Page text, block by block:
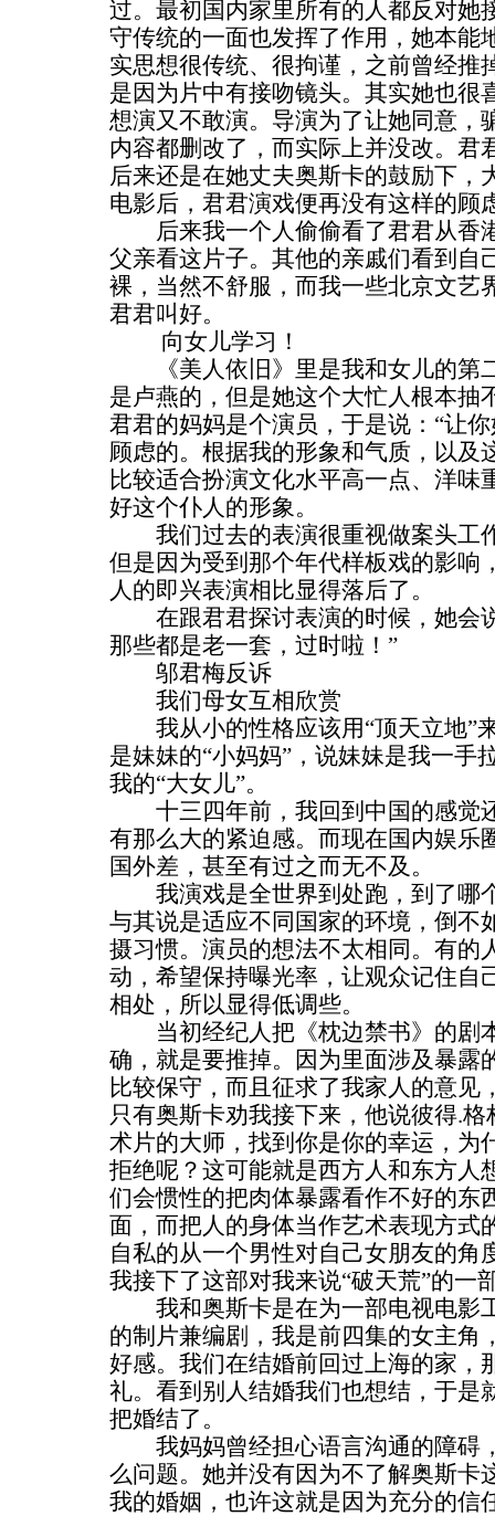
过。最初国内家里所有的人都反对她
守传统的一面也发挥了作用，她本能
实思想很传统、很拘谨，之前曾经推
是因为片中有接吻镜头。其实她也很
想演又不敢演。导演为了让她同意，
内容都删改了，而实际上并没改。君
后来还是在她丈夫奥斯卡的鼓励下，
电影后，君君演戏便再没有这样的顾
后来我一个人偷偷看了君君从香
父亲看这片子。其他的亲戚们看到自
裸，当然不舒服，而我一些北京文艺
君君叫好。
向女儿学习！
《美人依旧》里是我和女儿的第
是卢燕的，但是她这个大忙人根本抽
君君的妈妈是个演员，于是说：“让
顾虑的。根据我的形象和气质，以及
比较适合扮演文化水平高一点、洋味
好这个仆人的形象。
我们过去的表演很重视做案头工
但是因为受到那个年代样板戏的影响
人的即兴表演相比显得落后了。
在跟君君探讨表演的时候，她会
那些都是老一套，过时啦！”
邬君梅反诉
我们母女互相欣赏
我从小的性格应该用“顶天立地”
是妹妹的“小妈妈”，说妹妹是我一手
我的“大女儿”。
十三四年前，我回到中国的感觉
有那么大的紧迫感。而现在国内娱乐
国外差，甚至有过之而无不及。
我演戏是全世界到处跑，到了哪
与其说是适应不同国家的环境，倒不
摄习惯。演员的想法不太相同。有的
动，希望保持曝光率，让观众记住自
相处，所以显得低调些。
当初经纪人把《枕边禁书》的剧
确，就是要推掉。因为里面涉及暴露
比较保守，而且征求了我家人的意见
只有奥斯卡劝我接下来，他说彼得.
术片的大师，找到你是你的幸运，为
拒绝呢？这可能就是西方人和东方人
们会惯性的把肉体暴露看作不好的东
面，而把人的身体当作艺术表现方式
自私的从一个男性对自己女朋友的角
我接下了这部对我来说“破天荒”的一
我和奥斯卡是在为一部电视电影
的制片兼编剧，我是前四集的女主角
好感。我们在结婚前回过上海的家，
礼。看到别人结婚我们也想结，于是
把婚结了。
我妈妈曾经担心语言沟通的障碍
么问题。她并没有因为不了解奥斯卡
我的婚姻，也许这就是因为充分的信